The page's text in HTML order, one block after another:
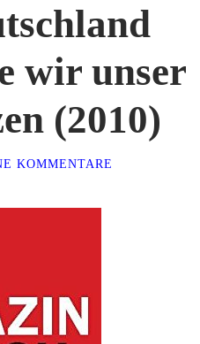
wir unser
(2010)
KOMMENTARE